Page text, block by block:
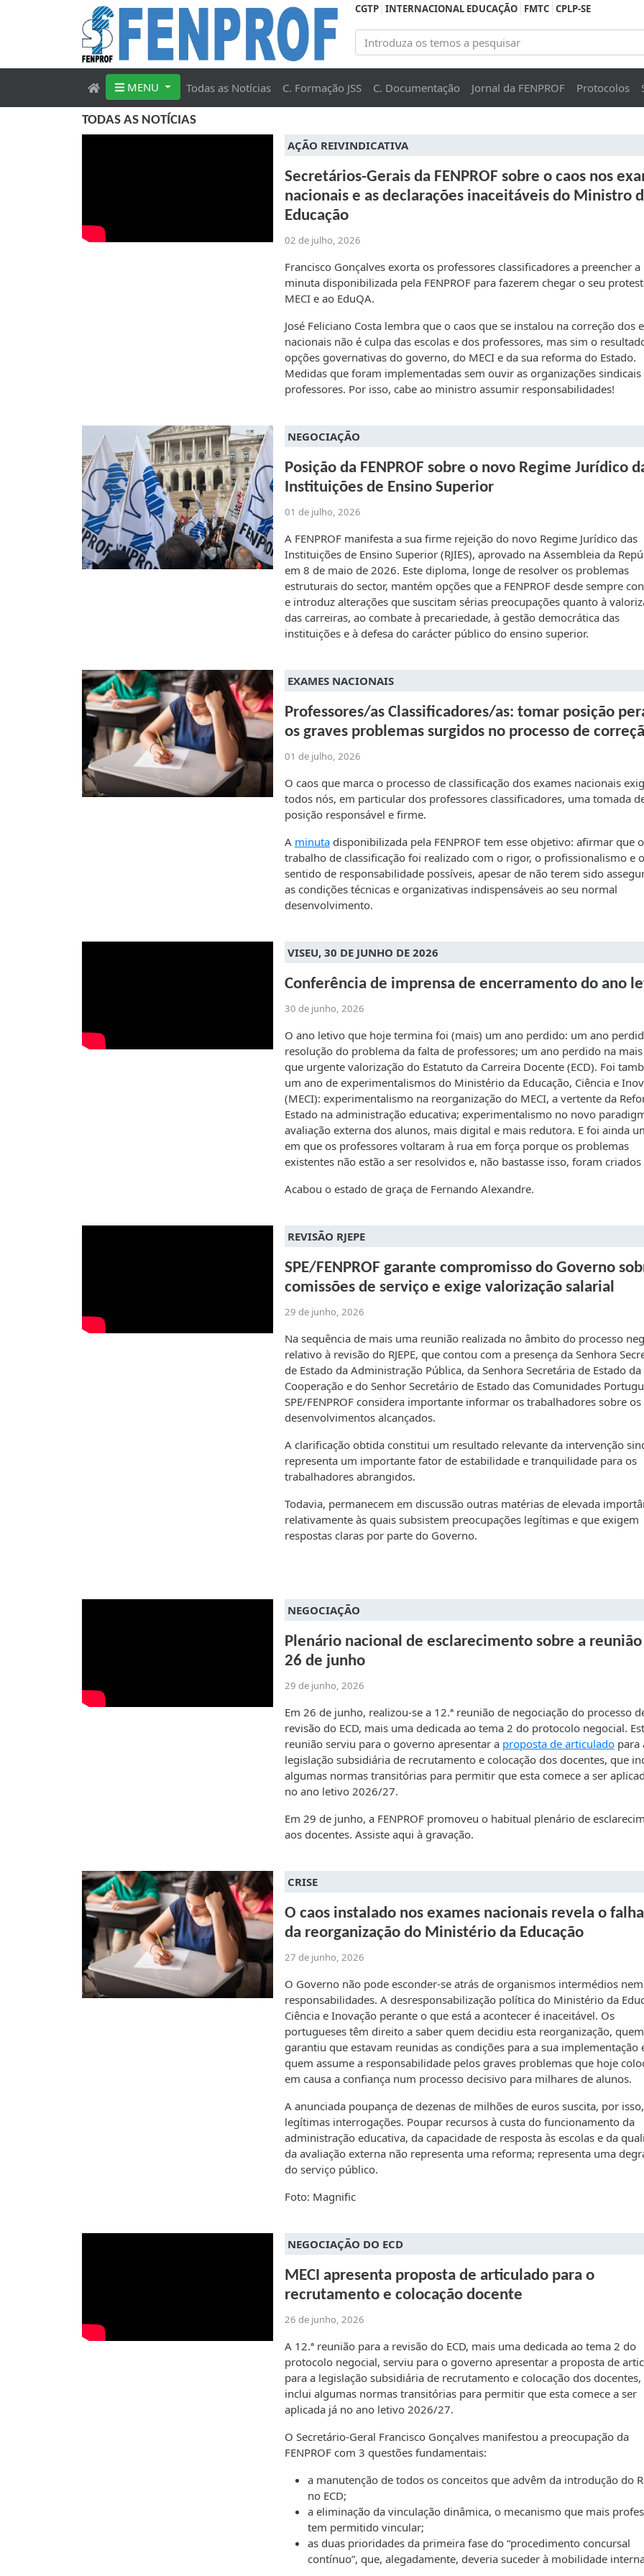
CGTP INTERNACIONAL EDUCAÇÃO FMTC CPLP-SE
MENU Todas as Notícias C. Formação JSS C. Documentação Jornal da FENPROF Protocolos
TODAS AS NOTÍCIAS
AÇÃO REIVINDICATIVA
Secretários-Gerais da FENPROF sobre o caos nos
nacionais e as declarações inaceitáveis do Ministro
Educação
02 de julho, 2026
Francisco Gonçalves exorta os professores classificadores a preencher a
minuta disponibilizada pela FENPROF para fazerem chegar o seu
MECI e ao EduQA.
José Feliciano Costa lembra que o caos que se instalou na correção dos
nacionais não é culpa das escolas e dos professores, mas sim o
opções governativas do governo, do MECI e da sua reforma do Estado.
Medidas que foram implementadas sem ouvir as organizações sindicais
professores. Por isso, cabe ao ministro assumir responsabilidades!
NEGOCIAÇÃO
Posição da FENPROF sobre o novo Regime Jurídico
Instituições de Ensino Superior
01 de julho, 2026
A FENPROF manifesta a sua firme rejeição do novo Regime Jurídico das
Instituições de Ensino Superior (RJIES), aprovado na Assembleia da
em 8 de maio de 2026. Este diploma, longe de resolver os problemas
estruturais do sector, mantém opções que a FENPROF desde sempre
e introduz alterações que suscitam sérias preocupações quanto à
das carreiras, ao combate à precariedade, à gestão democrática das
instituições e à defesa do carácter público do ensino superior.
EXAMES NACIONAIS
Professores/as Classificadores/as: tomar posição
os graves problemas surgidos no processo de
01 de julho, 2026
O caos que marca o processo de classificação dos exames nacionais
todos nós, em particular dos professores classificadores, uma tomada
posição responsável e firme.
A minutadisponibilizada pela FENPROF tem esse objetivo: afirmar que o
trabalho de classificação foi realizado com o rigor, o profissionalismo e o
sentido de responsabilidade possíveis, apesar de não terem sido
as condições técnicas e organizativas indispensáveis ao seu normal
desenvolvimento.
VISEU, 30 DE JUNHO DE 2026
Conferência de imprensa de encerramento do ano
30 de junho, 2026
O ano letivo que hoje termina foi (mais) um ano perdido: um ano
resolução do problema da falta de professores; um ano perdido na
que urgente valorização do Estatuto da Carreira Docente (ECD). Foi
um ano de experimentalismos do Ministério da Educação, Ciência e
(MECI): experimentalismo na reorganização do MECI, a vertente da
Estado na administração educativa; experimentalismo no novo
avaliação externa dos alunos, mais digital e mais redutora. E foi ainda
em que os professores voltaram à rua em força porque os problemas
existentes não estão a ser resolvidos e, não bastasse isso, foram criados
Acabou o estado de graça de Fernando Alexandre.
REVISÃO RJEPE
SPE/FENPROF garante compromisso do Governo
comissões de serviço e exige valorização salarial
29 de junho, 2026
Na sequência de mais uma reunião realizada no âmbito do processo
relativo à revisão do RJEPE, que contou com a presença da Senhora
de Estado da Administração Pública, da Senhora Secretária de Estado da
Cooperação e do Senhor Secretário de Estado das Comunidades
SPE/FENPROF considera importante informar os trabalhadores sobre os
desenvolvimentos alcançados.
A clarificação obtida constitui um resultado relevante da intervenção
representa um importante fator de estabilidade e tranquilidade para os
trabalhadores abrangidos.
Todavia, permanecem em discussão outras matérias de elevada
relativamente às quais subsistem preocupações legítimas e que exigem
respostas claras por parte do Governo.
NEGOCIAÇÃO
Plenário nacional de esclarecimento sobre a reunião
26 de junho
29 de junho, 2026
Em 26 de junho, realizou-se a 12.ª reunião de negociação do processo
revisão do ECD, mais uma dedicada ao tema 2 do protocolo negocial.
reunião serviu para o governo apresentar a proposta de articuladopara
legislação subsidiária de recrutamento e colocação dos docentes, que
algumas normas transitórias para permitir que esta comece a ser
no ano letivo 2026/27.
Em 29 de junho, a FENPROF promoveu o habitual plenário de
aos docentes. Assiste aqui à gravação.
CRISE
O caos instalado nos exames nacionais revela o
da reorganização do Ministério da Educação
27 de junho, 2026
O Governo não pode esconder-se atrás de organismos intermédios
responsabilidades. A desresponsabilização política do Ministério da
Ciência e Inovação perante o que está a acontecer é inaceitável. Os
portugueses têm direito a saber quem decidiu esta reorganização, quem
garantiu que estavam reunidas as condições para a sua implementação
quem assume a responsabilidade pelos graves problemas que hoje
em causa a confiança num processo decisivo para milhares de alunos.
A anunciada poupança de dezenas de milhões de euros suscita, por isso,
legítimas interrogações. Poupar recursos à custa do funcionamento da
administração educativa, da capacidade de resposta às escolas e da
da avaliação externa não representa uma reforma; representa uma
do serviço público.
Foto: Magnific
NEGOCIAÇÃO DO ECD
MECI apresenta proposta de articulado para o
recrutamento e colocação docente
26 de junho, 2026
A 12.ª reunião para a revisão do ECD, mais uma dedicada ao tema 2 do
protocolo negocial, serviu para o governo apresentar a proposta de
para a legislação subsidiária de recrutamento e colocação dos docentes,
inclui algumas normas transitórias para permitir que esta comece a ser
aplicada já no ano letivo 2026/27.
O Secretário-Geral Francisco Gonçalves manifestou a preocupação da
FENPROF com 3 questões fundamentais:
a manutenção de todos os conceitos que advêm da introdução do
no ECD;
a eliminação da vinculação dinâmica, o mecanismo que mais
tem permitido vincular;
as duas prioridades da primeira fase do “procedimento concursal
contínuo”, que, alegadamente, deveria suceder à mobilidade